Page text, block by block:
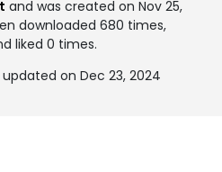
and was created on Nov 25,
downloaded 680 times,
liked 0 times.
on Dec 23, 2024